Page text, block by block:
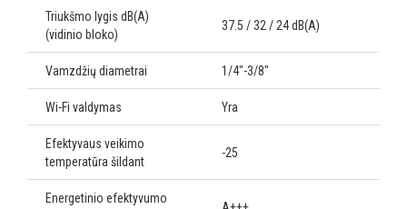
Triukšmo lygis dB(A)
(vidinio bloko)
37.5 / 32 / 24 dB(A)
Vamzdžių diametrai 1/4"-3/8"
Wi-Fi valdymas Yra
Efektyvaus veikimo
temperatūra šildant
-25
Energetinio efektyvumo